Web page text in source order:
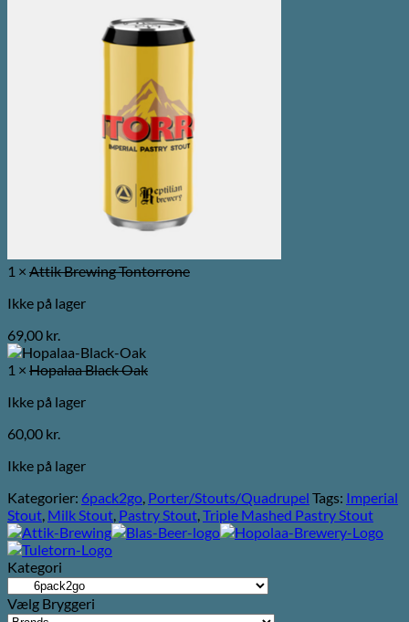
1 × Attik Brewing Tontorrone
Ikke på lager
69,00 kr.
1 × Hopalaa Black Oak
Ikke på lager
60,00 kr.
Ikke på lager
Kategorier: 6pack2go, Porter/Stouts/Quadrupel Tags: Imperial
Stout, Milk Stout, Pastry Stout,Triple Mashed Pastry Stout
Kategori
Vælg Bryggeri